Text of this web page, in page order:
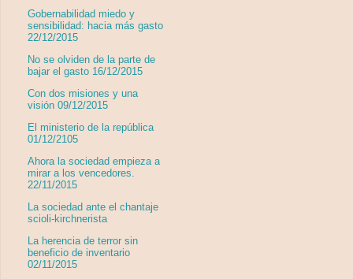
Gobernabilidad miedo y
sensibilidad: hacia más gasto
22/12/2015
No se olviden de la parte de
bajar el gasto 16/12/2015
Con dos misiones y una
visión 09/12/2015
El ministerio de la república
01/12/2105
Ahora la sociedad empieza a
mirar a los vencedores.
22/11/2015
La sociedad ante el chantaje
scioli-kirchnerista
La herencia de terror sin
beneficio de inventario
02/11/2015